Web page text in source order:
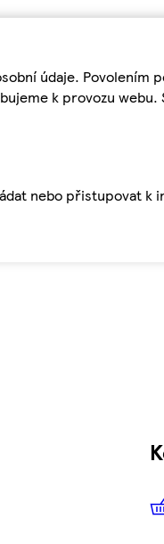
údaje. Povolením
k provozu webu.
nebo přistupovat k